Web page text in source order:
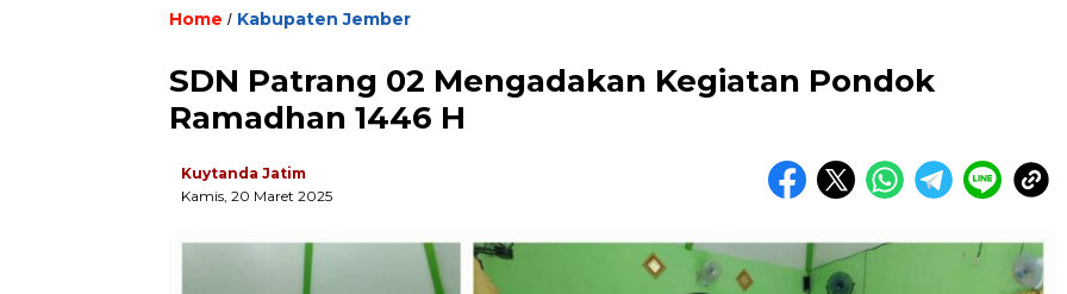
Home / Kabupaten Jember
SDN Patrang 02 Mengadakan Kegiatan Pondok
Ramadhan 1446 H
Kuytanda Jatim
Kamis, 20 Maret 2025